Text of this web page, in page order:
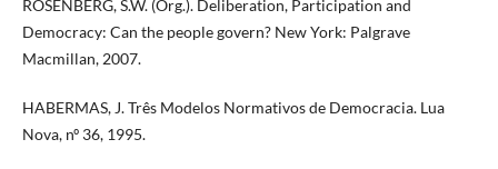
ROSENBERG, S.W. (Org.). Deliberation, Participation and
Democracy: Can the people govern? New York: Palgrave
Macmillan, 2007.
HABERMAS, J. Três Modelos Normativos de Democracia. Lua
Nova, nº 36, 1995.